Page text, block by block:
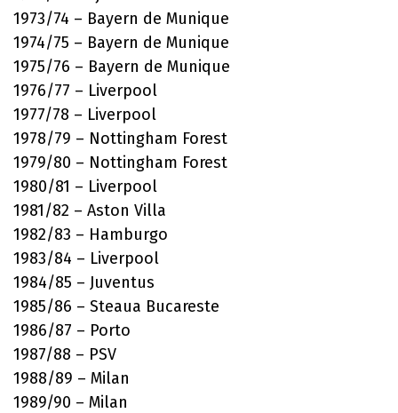
1973/74 – Bayern de Munique
1974/75 – Bayern de Munique
1975/76 – Bayern de Munique
1976/77 – Liverpool
1977/78 – Liverpool
1978/79 – Nottingham Forest
1979/80 – Nottingham Forest
1980/81 – Liverpool
1981/82 – Aston Villa
1982/83 – Hamburgo
1983/84 – Liverpool
1984/85 – Juventus
1985/86 – Steaua Bucareste
1986/87 – Porto
1987/88 – PSV
1988/89 – Milan
1989/90 – Milan